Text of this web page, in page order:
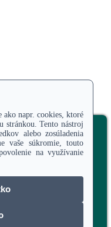
Matúškovská